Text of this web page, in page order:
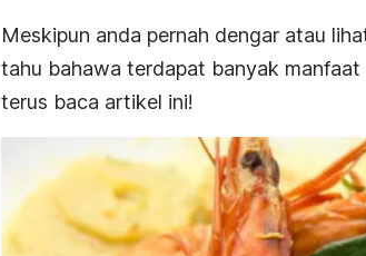
Meskipun anda pernah dengar atau
tahu bahawa terdapat banyak
terus baca artikel ini!